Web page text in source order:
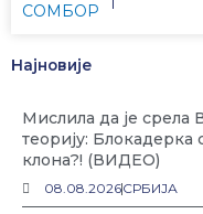
СОМБОР
Најновије
Мислила да је срела
теорију:
клона?! (ВИДЕО)
08.08.2026СРБИЈА